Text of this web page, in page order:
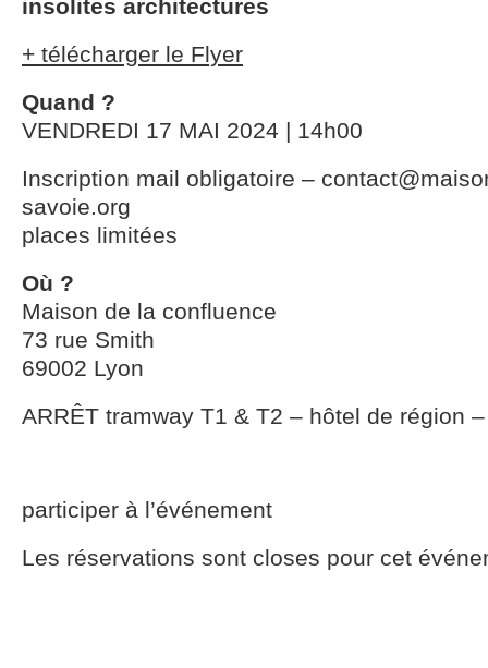
insolites architectures
+ télécharger le Flyer
Quand ?
VENDREDI 17 MAI 2024 | 14h00
Inscription mail obligatoire –
savoie.org
places limitées
Où ?
Maison de la confluence
73 rue Smith
69002 Lyon
ARRÊT tramway T1 & T2 – hôtel de région
participer à l’événement
Les réservations sont closes pour cet